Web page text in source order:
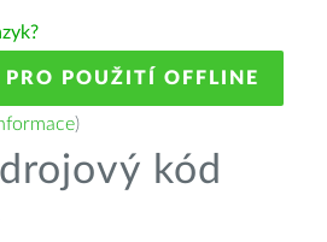
PRO POUŽITÍ OFFLINE
)
kód